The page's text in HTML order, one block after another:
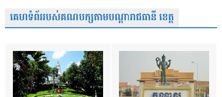
គេហទំព័ររបស់គណបក្សតាមបណ្តារាជធានី ខេត្ត